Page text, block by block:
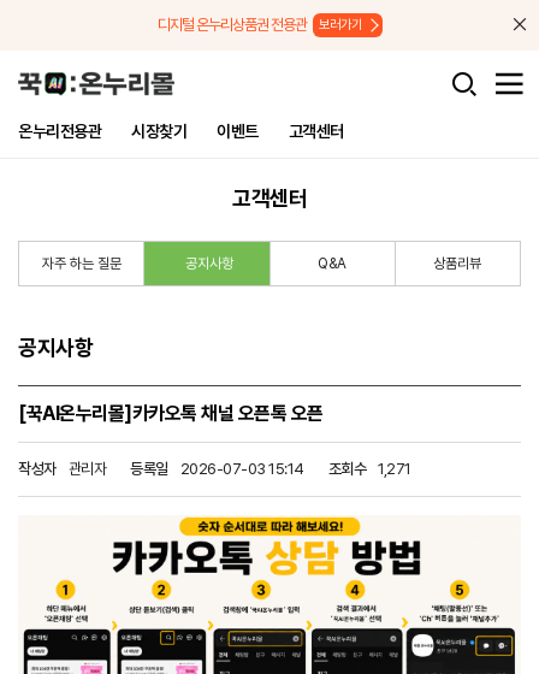
디지털 온누리상품권 전용관 보러가기
온누리전용관 시장찾기 이벤트 고객센터
고객센터
자주 하는 질문 공지사항 Q&A 상품리뷰
공지사항
[꾹AI온누리몰]카카오톡 채널 오픈톡 오픈
작성자 관리자 등록일 2026-07-03 15:14 조회수 1,271